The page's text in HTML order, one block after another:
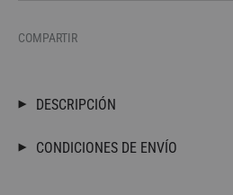
COMPARTIR
DESCRIPCIÓN
CONDICIONES DE ENVÍO